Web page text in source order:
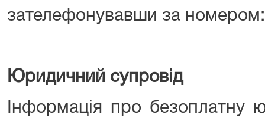
зателефонувавши за
Юридичний супровід
Інформація про безоплатну